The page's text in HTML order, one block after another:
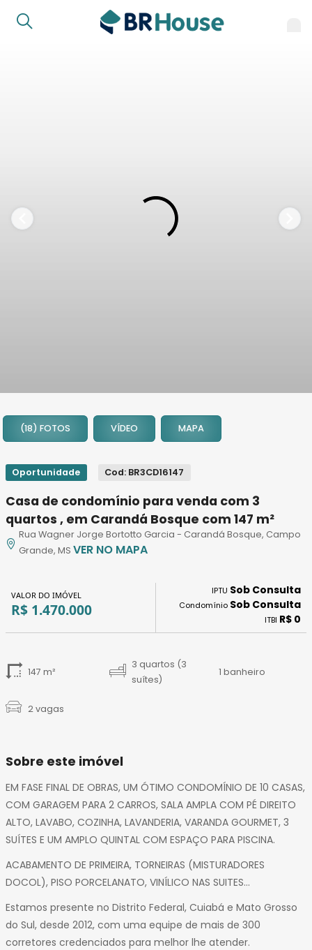
2
3
7
8
9
12
16
17
18
(18) FOTOS VÍDEO MAPA
Oportunidade Cod: BR3CD16147
Casa de condomínio para venda com 3
quartos , em Carandá Bosque com 147 m²
Rua Wagner Jorge Bortotto Garcia - Carandá Bosque, Campo
Grande, MSVER NO MAPA
VALOR DO IMÓVEL
R$ 1.470.000
IPTU Sob Consulta
Condomínio Sob Consulta
ITBI R$ 0
147 m²
3 quartos (3
suítes)
1 banheiro
2 vagas
Sobre este imóvel
EM FASE FINAL DE OBRAS, UM ÓTIMO CONDOMÍNIO DE 10 CASAS,
COM GARAGEM PARA 2 CARROS, SALA AMPLA COM PÉ DIREITO
ALTO, LAVABO, COZINHA, LAVANDERIA, VARANDA GOURMET, 3
SUÍTES E UM AMPLO QUINTAL COM ESPAÇO PARA PISCINA.
ACABAMENTO DE PRIMEIRA, TORNEIRAS (MISTURADORES
DOCOL), PISO PORCELANATO, VINÍLICO NAS SUITES...
Estamos presente no Distrito Federal, Cuiabá e Mato Grosso
do Sul, desde 2012, com uma equipe de mais de 300
corretores credenciados para melhor lhe atender.